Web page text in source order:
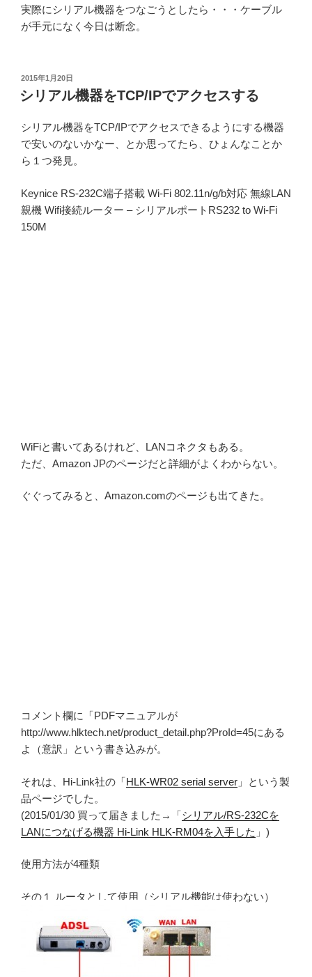
実際にシリアル機器をつなごうとしたら・・・ケーブル
が手元になく今日は断念。
投
稿
日:
2015年1月20日
シリアル機器をTCP/IPでアクセスする
シリアル機器をTCP/IPでアクセスできるようにする機器
で安いのないかなー、とか思ってたら、ひょんなことか
ら１つ発見。
Keynice RS-232C端子搭載 Wi-Fi 802.11n/g/b対応 無線LAN
親機 Wifi接続ルーター – シリアルポートRS232 to Wi-Fi
150M
WiFiと書いてあるけれど、LANコネクタもある。
ただ、Amazon JPのページだと詳細がよくわからない。
ぐぐってみると、Amazon.comのページも出てきた。
コメント欄に「PDFマニュアルが
http://www.hlktech.net/product_detail.php?ProId=45にある
よ（意訳」という書き込みが。
それは、Hi-Link社の「HLK-WR02 serial server 」という製
品ページでした。
(2015/01/30 買って届きました→「シリアル/RS-232Cを
LANにつなげる機器 Hi-Link HLK-RM04を入手した 」)
使用方法が4種類
その１ ルータとして使用（シリアル機能は使わない）